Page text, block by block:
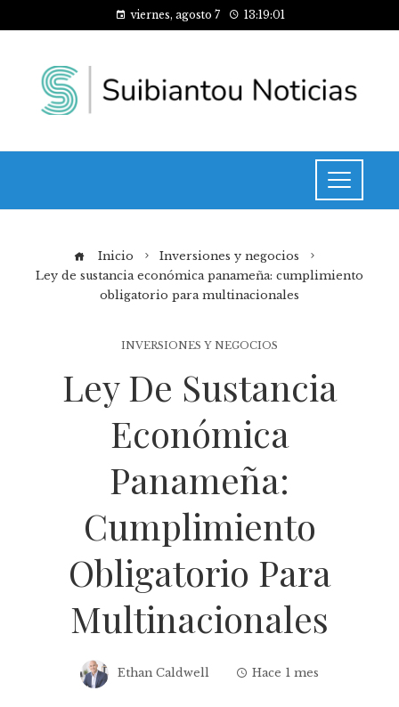
viernes, agosto 7 13:19:02
Inicio
Inversiones y negocios
Ley de sustancia económica panameña: cumplimiento
obligatorio para multinacionales
INVERSIONES Y NEGOCIOS
Ley De Sustancia
Económica
Panameña:
Cumplimiento
Obligatorio Para
Multinacionales
Ethan Caldwell Hace 1 mes